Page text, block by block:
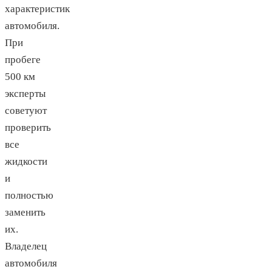
характеристик
автомобиля.
При
пробеге
500 км
эксперты
советуют
проверить
все
жидкости
и
полностью
заменить
их.
Владелец
автомобиля